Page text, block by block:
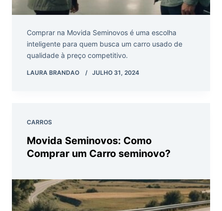
Comprar na Movida Seminovos é uma escolha
inteligente para quem busca um carro usado de
qualidade à preço competitivo.
LAURA BRANDAO JULHO 31, 2024
CARROS
Movida Seminovos: Como
Comprar um Carro seminovo?